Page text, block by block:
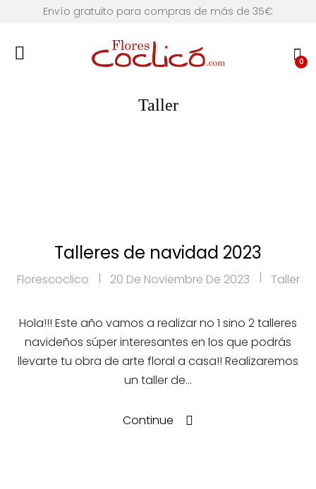
Envío gratuito para compras de más de 35€
0
Taller
Talleres de navidad 2023
Florescoclico 20 De Noviembre De 2023 Taller
Hola!!! Este año vamos a realizar no 1 sino 2 talleres
navideños súper interesantes en los que podrás
llevarte tu obra de arte floral a casa!! Realizaremos
un taller de…
Continue